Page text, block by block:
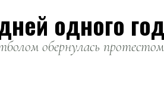
одного
обернулась